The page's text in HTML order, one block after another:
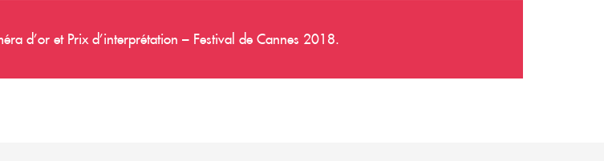
d’or et Prix d’interprétation – Festival de Cannes 2018.